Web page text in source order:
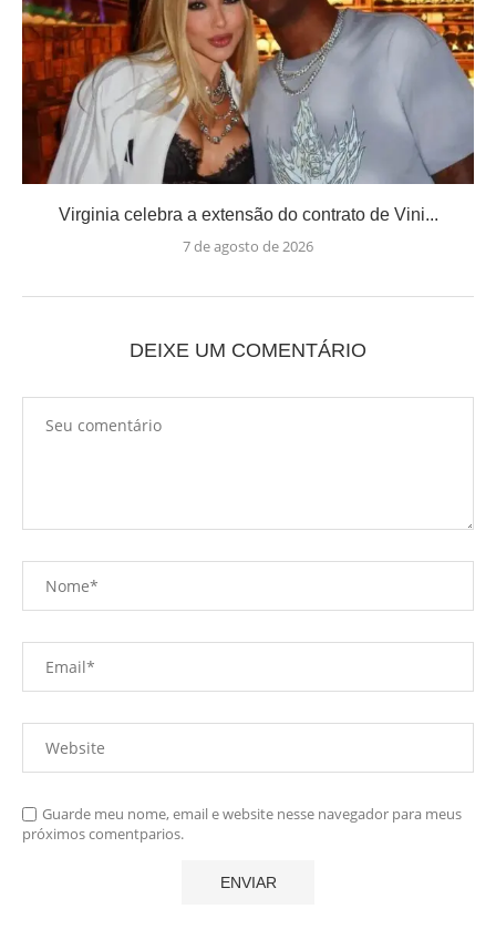
Virginia celebra a extensão do contrato de Vini...
7 de agosto de 2026
DEIXE UM COMENTÁRIO
Guarde meu nome, email e website nesse navegador para meus
próximos comentparios.